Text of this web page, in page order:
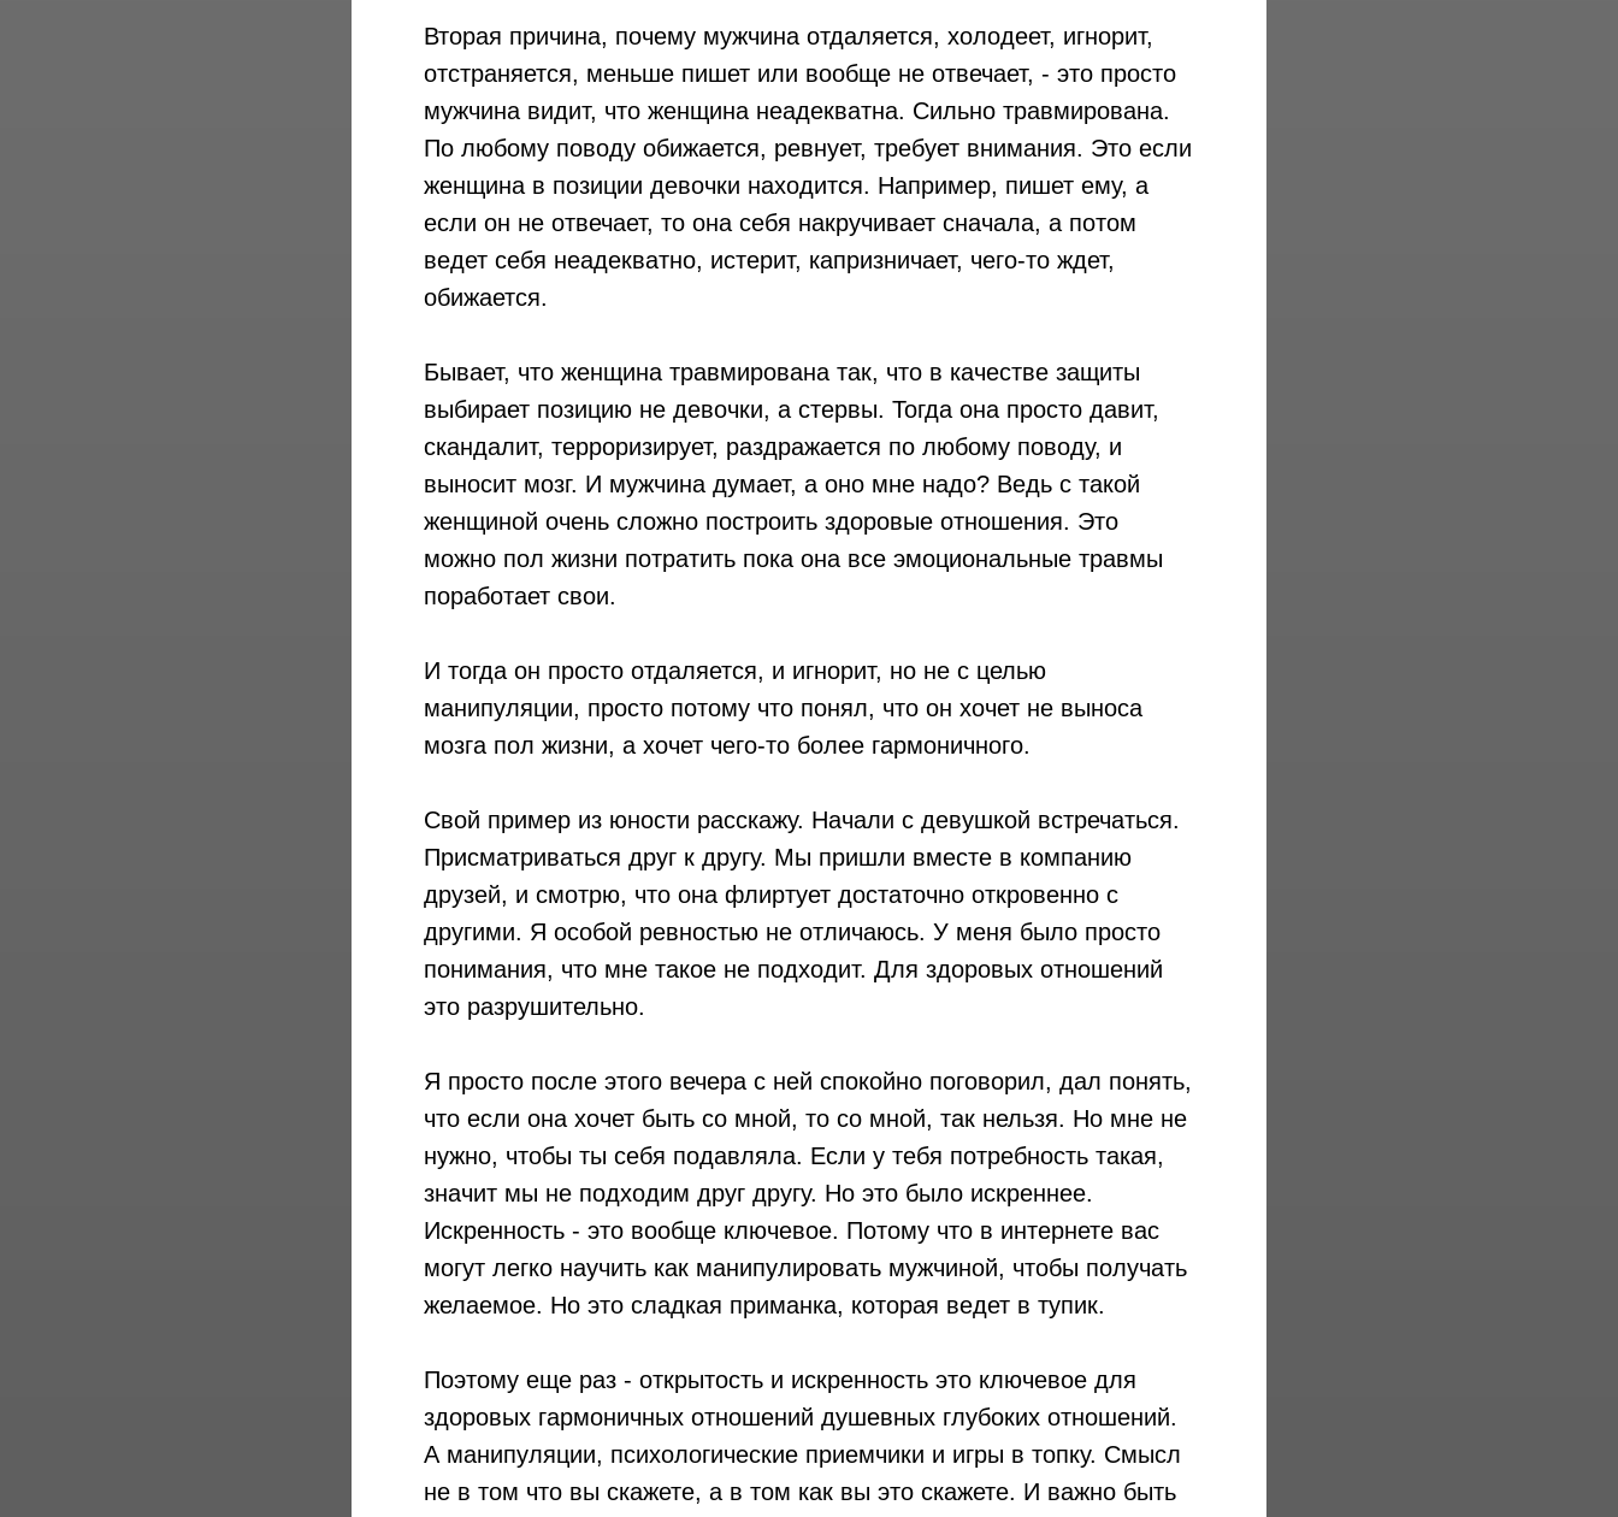
Вторая причина, почему мужчина отдаляется, холодеет, игнорит,
отстраняется, меньше пишет или вообще не отвечает, - это просто
мужчина видит, что женщина неадекватна. Сильно травмирована.
По любому поводу обижается, ревнует, требует внимания. Это если
женщина в позиции девочки находится. Например, пишет ему, а
если он не отвечает, то она себя накручивает сначала, а потом
ведет себя неадекватно, истерит, капризничает, чего-то ждет,
обижается.
Бывает, что женщина травмирована так, что в качестве защиты
выбирает позицию не девочки, а стервы. Тогда она просто давит,
скандалит, терроризирует, раздражается по любому поводу, и
выносит мозг. И мужчина думает, а оно мне надо? Ведь с такой
женщиной очень сложно построить здоровые отношения. Это
можно пол жизни потратить пока она все эмоциональные травмы
поработает свои.
И тогда он просто отдаляется, и игнорит, но не с целью
манипуляции, просто потому что понял, что он хочет не выноса
мозга пол жизни, а хочет чего-то более гармоничного.
Свой пример из юности расскажу. Начали с девушкой встречаться.
Присматриваться друг к другу. Мы пришли вместе в компанию
друзей, и смотрю, что она флиртует достаточно откровенно с
другими. Я особой ревностью не отличаюсь. У меня было просто
понимания, что мне такое не подходит. Для здоровых отношений
это разрушительно.
Я просто после этого вечера с ней спокойно поговорил, дал понять,
что если она хочет быть со мной, то со мной, так нельзя. Но мне не
нужно, чтобы ты себя подавляла. Если у тебя потребность такая,
значит мы не подходим друг другу. Но это было искреннее.
Искренность - это вообще ключевое. Потому что в интернете вас
могут легко научить как манипулировать мужчиной, чтобы получать
желаемое. Но это сладкая приманка, которая ведет в тупик.
Поэтому еще раз - открытость и искренность это ключевое для
здоровых гармоничных отношений душевных глубоких отношений.
А манипуляции, психологические приемчики и игры в топку. Смысл
не в том что вы скажете, а в том как вы это скажете. И важно быть